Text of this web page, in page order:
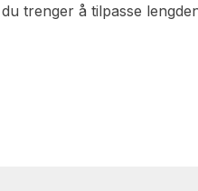
trenger å tilpasse